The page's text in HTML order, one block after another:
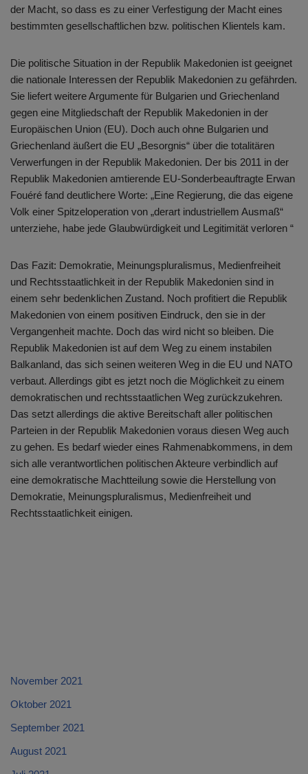
der Macht, so dass es zu einer Verfestigung der Macht eines
bestimmten gesellschaftlichen bzw. politischen Klientels kam.
Die politische Situation in der Republik Makedonien ist geeignet
die nationale Interessen der Republik Makedonien zu gefährden.
Sie liefert weitere Argumente für Bulgarien und Griechenland
gegen eine Mitgliedschaft der Republik Makedonien in der
Europäischen Union (EU). Doch auch ohne Bulgarien und
Griechenland äußert die EU „Besorgnis“ über die totalitären
Verwerfungen in der Republik Makedonien. Der bis 2011 in der
Republik Makedonien amtierende EU-Sonderbeauftragte Erwan
Fouéré fand deutlichere Worte: „Eine Regierung, die das eigene
Volk einer Spitzeloperation von „derart industriellem Ausmaß“
unterziehe, habe jede Glaubwürdigkeit und Legitimität verloren “
Das Fazit: Demokratie, Meinungspluralismus, Medienfreiheit
und Rechtsstaatlichkeit in der Republik Makedonien sind in
einem sehr bedenklichen Zustand. Noch profitiert die Republik
Makedonien von einem positiven Eindruck, den sie in der
Vergangenheit machte. Doch das wird nicht so bleiben. Die
Republik Makedonien ist auf dem Weg zu einem instabilen
Balkanland, das sich seinen weiteren Weg in die EU und NATO
verbaut. Allerdings gibt es jetzt noch die Möglichkeit zu einem
demokratischen und rechtsstaatlichen Weg zurückzukehren.
Das setzt allerdings die aktive Bereitschaft aller politischen
Parteien in der Republik Makedonien voraus diesen Weg auch
zu gehen. Es bedarf wieder eines Rahmenabkommens, in dem
sich alle verantwortlichen politischen Akteure verbindlich auf
eine demokratische Machtteilung sowie die Herstellung von
Demokratie, Meinungspluralismus, Medienfreiheit und
Rechtsstaatlichkeit einigen.
November 2021
Oktober 2021
September 2021
August 2021